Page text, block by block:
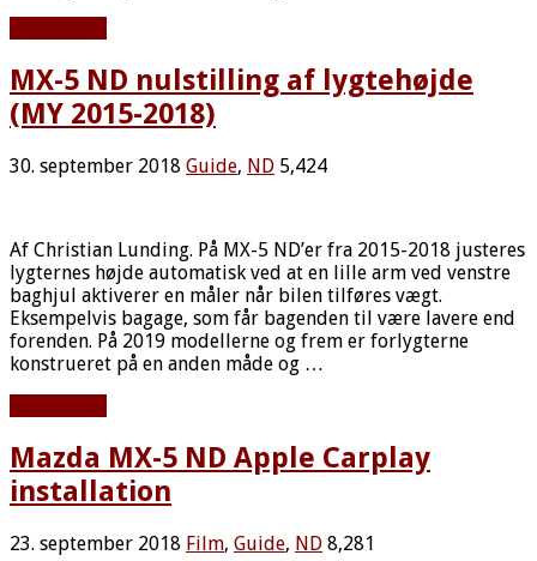
MX-5 ND nulstilling af lygtehøjde
(MY 2015-2018)
30. september 2018 Guide, ND 5,424
Af Christian Lunding. På MX-5 ND’er fra 2015-2018 justeres
lygternes højde automatisk ved at en lille arm ved venstre
baghjul aktiverer en måler når bilen tilføres vægt.
Eksempelvis bagage, som får bagenden til være lavere end
forenden. På 2019 modellerne og frem er forlygterne
konstrueret på en anden måde og …
Mazda MX-5 ND Apple Carplay
installation
23. september 2018 Film, Guide, ND 8,281